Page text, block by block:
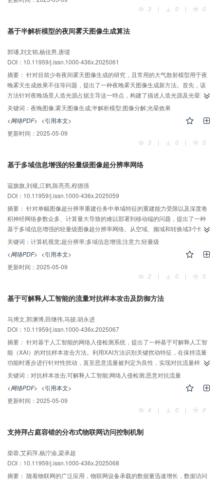
化均方根误差有效降低34.36%。
3
| 0 | 0
基于半解析模型的夜间雾天图像生成算法
郭璠,刘文韬,杨佳男,唐琎
DOI：10.11959/j.issn.1000-436x.2025061
摘要： 针对目前少有夜间雾天图像生成的研究，且常用的大气散射模型用于夜
晚雾天生成效果不佳等问题，提出了一种夜晚雾天图像生成新方法。首先，该
方法针对夜晚场景人造光源占据主导这一特点，构建了描述人造光源及光晕现
象的半解析雾天成像模型。然后，依据该半解析模型，采用本征图像分解方式
将夜间图像分解为照射图和反射图，以获取半解析模型的相关参数值。最后，
使用大气调制函数和点扩散函数来进一步模拟人造光源的光晕效果，以获得夜
晚雾天图像生成的最终效果。实验结果表明：相比于其他已有方法，所提方法
能够更好地模拟夜晚人造光源在雾气作用下产生的光晕效果。同时，AuthESI指
的模拟效果更为真实、自然。
关键词： 夜晚图像;雾天图像生成;半解析模型;图像分解;光晕效果
<网络PDF> <引用本文>
更新时间： 2025-05-09
3
| 0 | 0
基于多域信息增强的轻量级图像超分辨率网络
寇旗旗,刘规,江鹤,陈亮亮,程德强
DOI：10.11959/j.issn.1000-436x.2025059
摘要： 针对单幅图像超分辨率重建任务中单域特征的重建能力受限以及深度卷
积神经网络参数众多、计算量大导致的难以部署到移动端的问题，提出了一种
基于多域信息增强的轻量级图像超分辨率网络。从空域、频域和转换域3个维度
入手，设计了空域多路大核特征提取技术、局部信息增强注意力、频域分频特
征增强技术以及转换域基于高频特征模拟技术。通过不同特征域的信息处理，
针对全局与局部的低频和高频特征进行精准优化，从而提升模型在细节恢复与
图像重建中的表现。与现有先进算法在公认基准数据集上进行充分的实验对比
和分析，结果表明所提网络模型能够实现优异的重建效果，且在性能与效率之
关键词： 计算机视觉;超分辨率;多域信息增强;注意力;轻量级
<网络PDF> <引用本文>
更新时间： 2025-05-09
2
| 0 | 0
基于可解释人工智能的流量对抗样本攻击及防御方法
马博文,郭渊博,田继伟,马骏,胡永进
DOI：10.11959/j.issn.1000-436x.2025067
摘要： 针对基于人工智能的网络入侵检测系统，提出了一种基于可解释人工智
能（XAI）的对抗样本攻击方法。利用XAI方法识别关键扰动特征，在保持流量
功能时逐步进行针对性扰动，直至恶意流量被判定为良性，实现对抗流量样本
攻击。这种方法可以大幅减少扰动特征，增强了攻击隐蔽性，而且其所识别的
关键特征对不同分类器具有一致性，使得攻击样本具有较强的迁移性。在防御
方面，提出了一种基于对抗训练的防御方法，以提升网络入侵检测系统的鲁棒
性。实验结果表明，所提攻击方法具有较高的攻击成功率和迁移成功率；所提
防御方法可以有效降低对抗样本攻击的成功率，增强了系统的鲁棒性。
关键词： 对抗样本攻击;可解释人工智能;网络入侵检测;恶意对抗流量
<网络PDF> <引用本文>
更新时间： 2025-05-09
4
| 0 | 0
支持拜占庭容错的分布式物联网访问控制机制
柴蓉,艾莉萍,杨泞渝,梁承超
DOI：10.11959/j.issn.1000-436x.2025068
摘要： 随着物联网的广泛应用，物联网设备承载的数据量迅速增长，数据访问